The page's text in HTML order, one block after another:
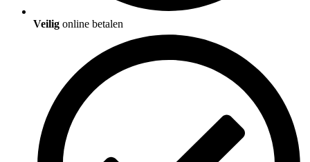
Veilig online betalen